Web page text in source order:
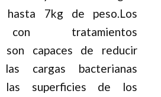
hasta 7kg de peso.Los
tratamientos
son capaces de reducir
las cargas bacterianas
las superficies de los